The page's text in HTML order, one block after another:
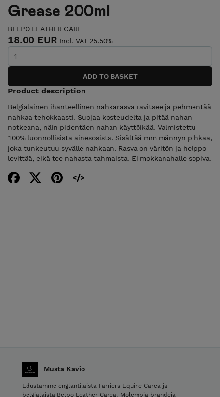
Grease 200ml
BELPO LEATHER CARE
18.00 EUR Incl. VAT 25.50%
Product description
Belgialainen ihanteellinen nahkarasva ravitsee ja pehmentää
nahkaa tehokkaasti. Suojaa kosteudelta ja pitää nahan
notkeana, näin pidentäen nahan käyttöikää. Valmistettu
100% luonnollisista ainesosista. Sisältää mm männyn pihkaa,
joka tunkeutuu syvälle nahkaan. Rasva on väritön ja helppo
levittää, eikä tee nahasta tahmaista. Ei mokkanahalle sopiva.
Musta Kavio
Edustamme englantilaista Farriers Equine Carea ja
belgialaista Belpo Leather Carea. Molempia brändejä